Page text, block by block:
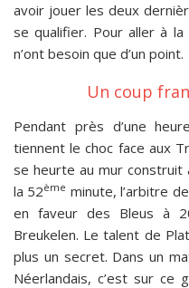
avoir jouer les deux
se qualifier. Pour aller à la
n’ont besoin que d’un point.
Un coup
Pendant près d’une
tiennent le choc face aux
se heurte au mur construit
la 52ème minute, l’arbitre
en faveur des Bleus à
Breukelen. Le talent de
plus un secret. Dans un
Néerlandais, c’est sur ce